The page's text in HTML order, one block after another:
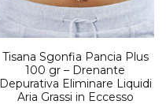
Tisana Sgonfia Pancia Plus
100 gr – Drenante
Depurativa Eliminare Liquidi
Aria Grassi in Eccesso